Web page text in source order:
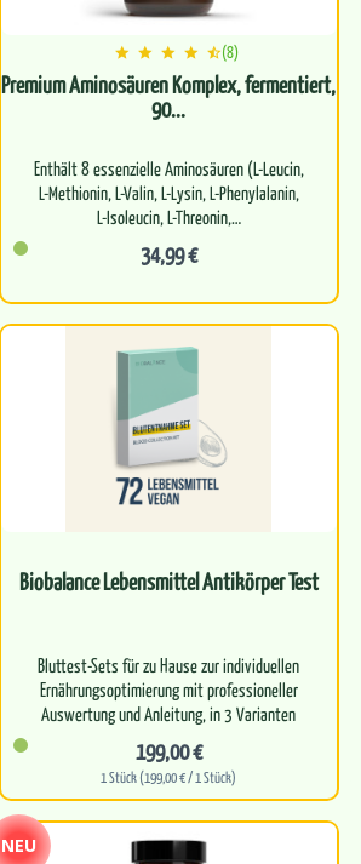
(8)
Premium Aminosäuren Komplex, fermentiert,
90...
Enthält 8 essenzielle Aminosäuren (L-Leucin,
L-Methionin, L-Valin, L-Lysin, L-Phenylalanin,
L-Isoleucin, L-Threonin,…
34,99 €
Biobalance Lebensmittel Antikörper Test
Bluttest-Sets für zu Hause zur individuellen
Ernährungsoptimierung mit professioneller
199,00 €
1 Stück (199,00 € / 1 Stück)
NEU